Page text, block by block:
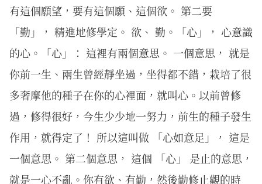
有這個願望，要有這個願、這個欲。 第二要
「勤」， 精進地修學定。 欲、 勤。「心」， 心意識
的心。「心」： 這裡有兩個意思。 一個意思， 就是
你前一生、兩生曾經靜坐過，坐得都不錯，栽培了很
多奢摩他的種子在你的心裡面，就叫心。以前曾修
過，修得很好，今生少少地一努力，前生的種子發生
作用，就得定了！ 所以這叫做 「心如意足」， 這是
一個意思。 第二個意思， 這個 「心」 是止的意思，
就是一心不亂。你有欲、有勤，然後勤修止觀的時